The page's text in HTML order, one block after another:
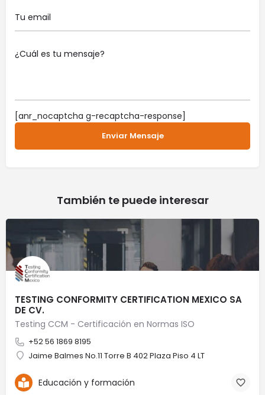
[anr_nocaptcha g-recaptcha-response]
También te puede interesar
TESTING CONFORMITY CERTIFICATION MEXICO SA
DE CV.
Testing CCM - Certificación en Normas ISO
+52 56 1869 8195
Jaime Balmes No.11 Torre B 402 Plaza Piso 4 LT
Educación y formación